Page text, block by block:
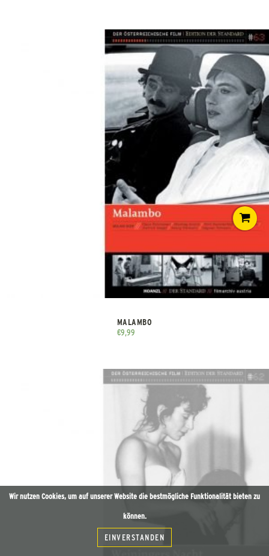
MALAMBO
€9,99
Wir nutzen Cookies, um auf unserer Website die bestmögliche Funktionalität bieten zu
können.
EINVERSTANDEN